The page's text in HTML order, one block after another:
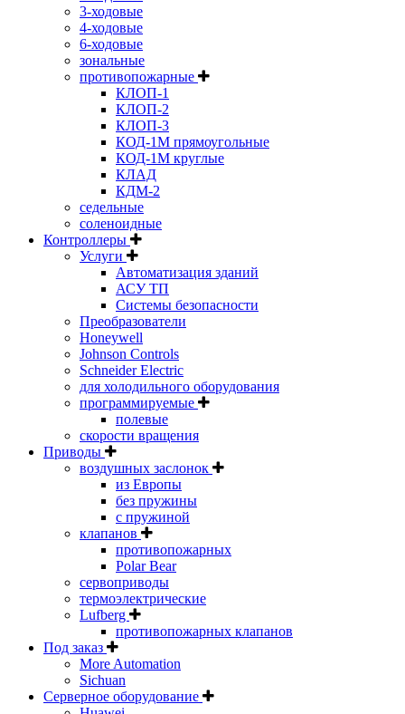
3-ходовые
4-ходовые
6-ходовые
зональные
противопожарные
КЛОП-1
КЛОП-2
КЛОП-3
КОД-1М прямоугольные
КОД-1М круглые
КЛАД
КДМ-2
седельные
соленоидные
Контроллеры
Услуги
Автоматизация зданий
АСУ ТП
Системы безопасности
Преобразователи
Honeywell
Johnson Controls
Schneider Electric
для холодильного оборудования
программируемые
полевые
скорости вращения
Приводы
воздушных заслонок
из Европы
без пружины
с пружиной
клапанов
противопожарных
Polar Bear
сервоприводы
термоэлектрические
Lufberg
противопожарных клапанов
Под заказ
More Automation
Sichuan
Серверное оборудование